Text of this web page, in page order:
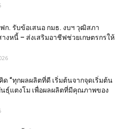
ก. รับข้อเสนอ กมธ. งบฯ วุฒิสภา
างหนี้ – ส่งเสริมอาชีฟช่วยเกษตรกรให้
ด “ทุกผลผลิตที่ดี เริ่มต้นจากจุดเริ่มต้น
นธุ์แตงโม เพื่อผลผลิตที่มีคุณภาพของ